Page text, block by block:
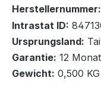
In den
Herstellernummer:
Intrastat ID:
Ursprungsland:
Garantie: 12
Gewicht: 0,500 KG